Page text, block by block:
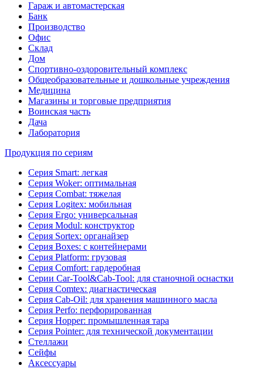
Гараж и автомастерская
Банк
Производство
Офис
Склад
Дом
Спортивно-оздоровительный комплекс
Общеобразовательные и дошкольные учреждения
Медицина
Магазины и торговые предприятия
Воинская часть
Дача
Лаборатория
Продукция по сериям
Серия Smart: легкая
Серия Woker: оптимальная
Серия Combat: тяжелая
Серия Logitex: мобильная
Серия Ergo: универсальная
Серия Modul: конструктор
Серия Sortex: органайзер
Серия Boxes: с контейнерами
Серия Platform: грузовая
Серия Comfort: гардеробная
Серии Car-Tool&Cab-Tool: для станочной оснастки
Серия Comtex: диагнастическая
Серия Cab-Oil: для хранения машинного масла
Серия Perfo: перфорированная
Серия Hopper: промышленная тара
Серия Pointer: для технической документации
Стеллажи
Сейфы
Аксессуары